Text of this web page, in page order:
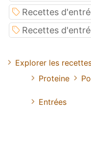
Recettes
Recettes
Explorer les
Proteine
Entrées